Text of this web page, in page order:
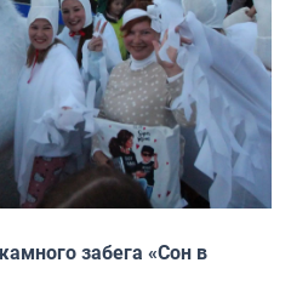
забега «Сон в